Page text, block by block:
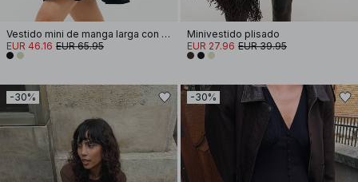
Vestido mini de manga larga con abertura gota de agua
EUR 46.16 EUR 65.95
Minivestido plisado
EUR 27.96 EUR 39.95
-30% -30%